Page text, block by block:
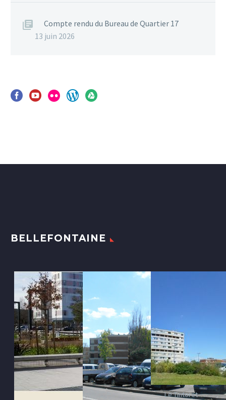
Compte rendu du Bureau de Quartier 17
13 juin 2026
BELLEFONTAINE
Le Tintoret